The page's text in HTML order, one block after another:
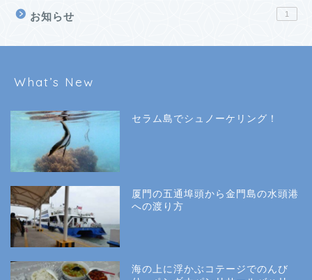
お知らせ 1
What’s New
セラム島でシュノーケリング！
厦門の五通埠頭から金門島の水頭港
への渡り方
海の上に浮かぶコテージでのんび